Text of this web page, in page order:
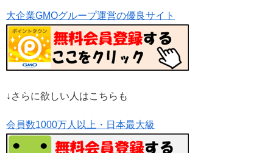
大企業GMOグループ運営の優良サイト
↓さらに欲しい人はこちらも
会員数1000万人以上・日本最大級